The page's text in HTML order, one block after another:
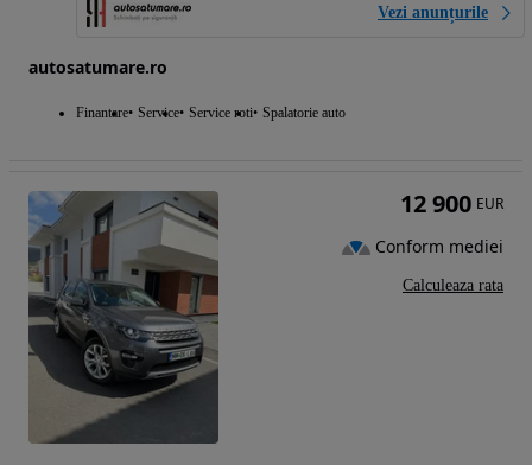
Vezi anunțurile
autosatumare.ro
Finantare Service Service roti Spalatorie auto
12 900 EUR
Conform mediei
Calculeaza rata